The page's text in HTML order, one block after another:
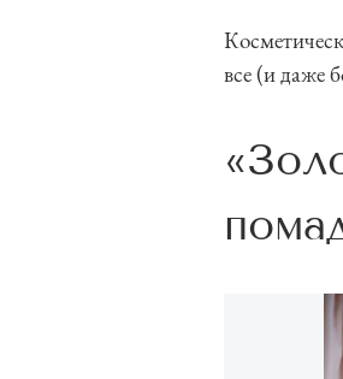
все (и даже